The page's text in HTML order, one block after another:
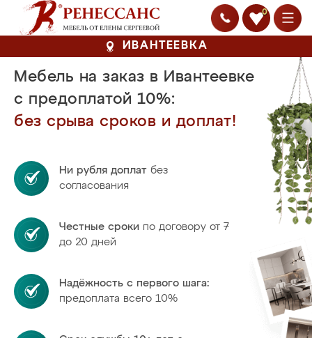
0
ИВАНТЕЕВКА
Мебель на заказ в Ивантеевке
с предоплатой 10%:
без срыва сроков и доплат!
Ни рубля доплат без
согласования
Честные сроки по договору от 7
до 20 дней
Надёжность с первого шага:
предоплата всего 10%